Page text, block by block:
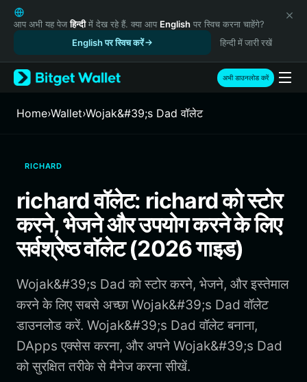
English
日本語
Русский
Español (Latinoamérica)
Türkçe
Italiano
繁體中文
Português (Portugal)
Bahasa Indonesia
ภาษาไทย
Português (Brasil)
Español (Argentina)
आप अभी यह पेजहिन्दीमें देख रहे हैं. क्या आप English पर स्विच करना चाहेंगे?
English पर स्विच करें
हिन्दी में जारी रखें
अभी डाउनलोड करें
Home›Wallet›Wojak&#39;s Dad वॉलेट
RICHARD
richard वॉलेट: richard को स्टोर
करने, भेजने और उपयोग करने के लिए
सर्वश्रेष्ठ वॉलेट (2026 गाइड)
Wojak&#39;s Dad को स्टोर करने, भेजने, और इस्तेमाल
करने के लिए सबसे अच्छा Wojak&#39;s Dad वॉलेट
डाउनलोड करें. Wojak&#39;s Dad वॉलेट बनाना,
DApps एक्सेस करना, और अपने Wojak&#39;s Dad
को सुरक्षित तरीके से मैनेज करना सीखें.